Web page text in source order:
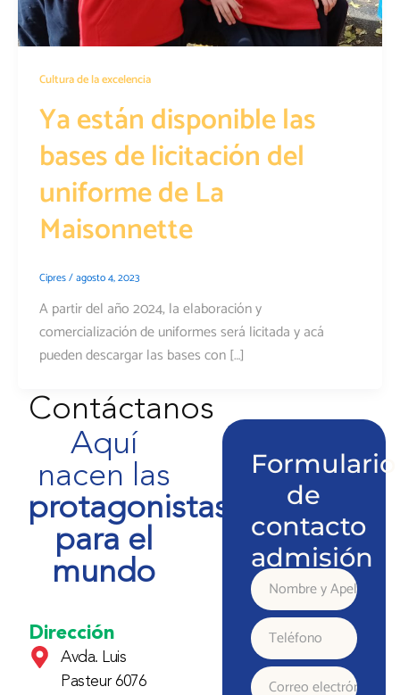
Cultura de la excelencia
Ya están disponible las
bases de licitación del
uniforme de La
Maisonnette
Cipres/agosto 4, 2023
A partir del año 2024, la elaboración y
comercialización de uniformes será licitada y acá
pueden descargar las bases con […]
Contáctanos
Aquí
nacen las
protagonistas
para el
mundo
Dirección
Avda. Luis
Pasteur 6076
Formulario
de
contacto
admisión
Nombre
y
Apellido
Teléfono
Correo